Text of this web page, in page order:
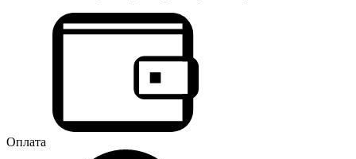
Оплата